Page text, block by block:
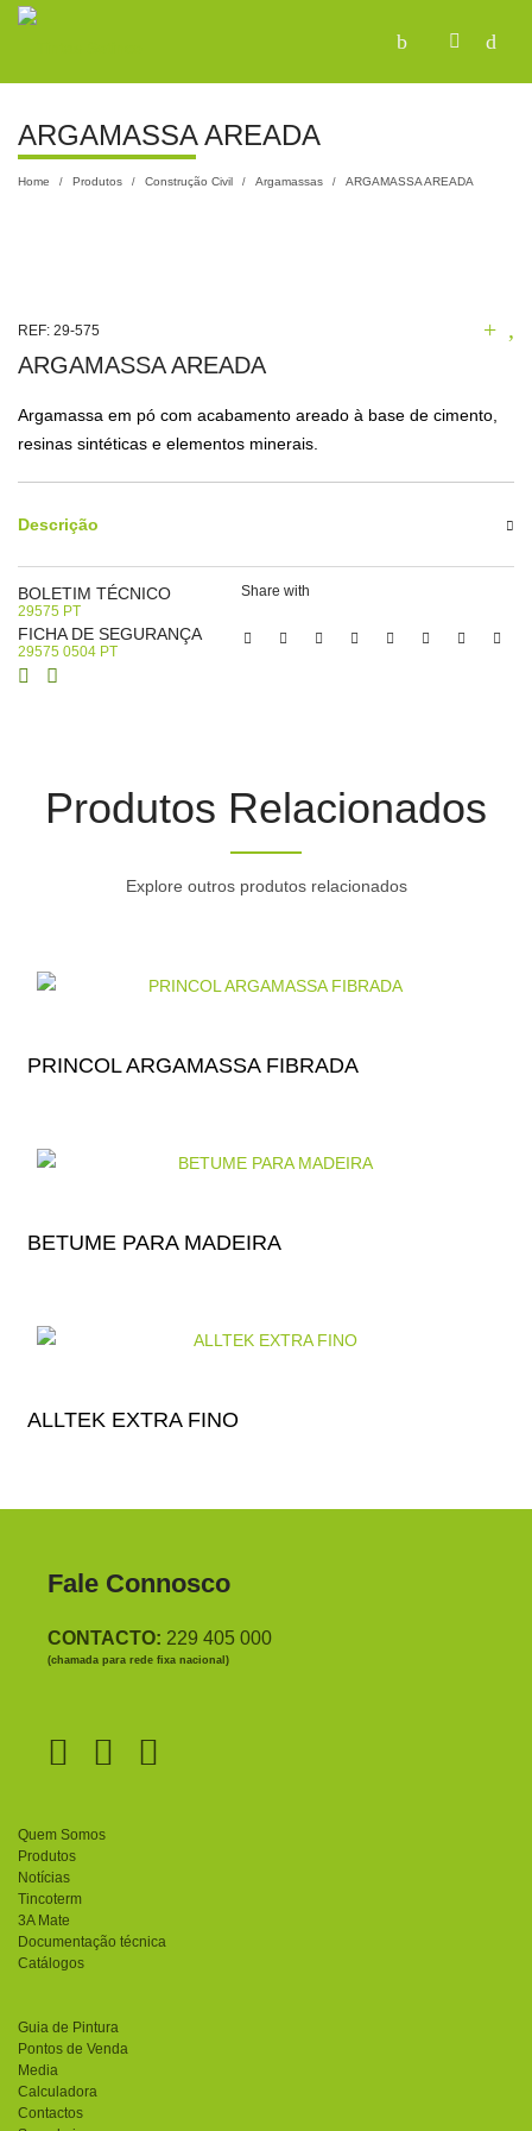
ARGAMASSA AREADA
Home / Produtos / Construção Civil / Argamassas / ARGAMASSA AREADA
ARGAMASSA AREADA
Argamassa em pó com acabamento areado à base de cimento,
resinas sintéticas e elementos minerais.
Descrição
BOLETIM TÉCNICO
29575 PT
FICHA DE SEGURANÇA
29575 0504 PT
REF: 29-575
Share with
Produtos Relacionados
Explore outros produtos relacionados
PRINCOL ARGAMASSA FIBRADA
BETUME PARA MADEIRA
ALLTEK EXTRA FINO
Fale Connosco
CONTACTO: 229 405 000
(chamada para rede fixa nacional)
Quem Somos
Produtos
Notícias
Tincoterm
3A Mate
Documentação técnica
Catálogos
Guia de Pintura
Pontos de Venda
Media
Calculadora
Contactos